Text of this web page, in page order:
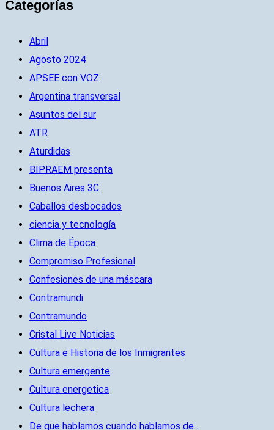
Categorías
Abril
Agosto 2024
APSEE con VOZ
Argentina transversal
Asuntos del sur
ATR
Aturdidas
BIPRAEM presenta
Buenos Aires 3C
Caballos desbocados
ciencia y tecnología
Clima de Época
Compromiso Profesional
Confesiones de una máscara
Contramundi
Contramundo
Cristal Live Noticias
Cultura e Historia de los Inmigrantes
Cultura emergente
Cultura energetica
Cultura lechera
De que hablamos cuando hablamos de…